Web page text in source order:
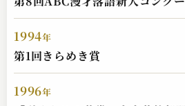
1994年
第1回きらめき賞
1996年